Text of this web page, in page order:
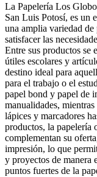
La Papelería Los
San Luis Potosí, es un
una amplia variedad de
satisfacer las
Entre sus productos se
útiles escolares y
destino ideal para
para el trabajo o el
papel bond y papel de
manualidades,
lápices y marcadores
productos, la papelería
complementan su
impresión, lo que
y proyectos de manera
puntos fuertes de la